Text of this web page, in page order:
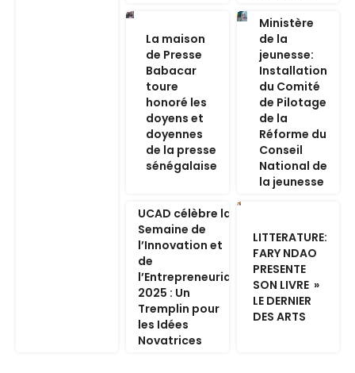
La maison
de Presse
Babacar
toure
honoré les
doyens et
doyennes
de la presse
sénégalaise
Ministère
de la
jeunesse:
Installation
du Comité
de Pilotage
de la
Réforme du
Conseil
National de
la jeunesse
UCAD célèbre la
Semaine de
l’Innovation et
de
l’Entrepreneuriat
2025 : Un
Tremplin pour
les Idées
Novatrices
LITTERATURE:
FARY NDAO
PRESENTE
SON LIVRE »
LE DERNIER
DES ARTS